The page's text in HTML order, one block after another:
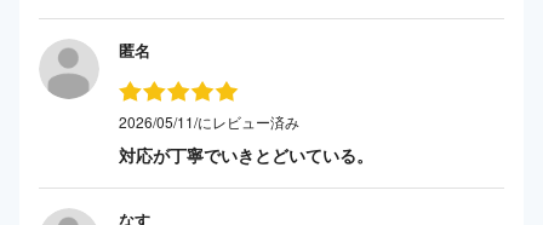
匿名
2026/05/11/にレビュー済み
対応が丁寧でいきとどいている。
なす